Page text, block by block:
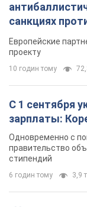
санкциях
Видео
Европейские
проекту
10 годин тому
С 1 сентября
зарплаты:
Одновременно с
правительство
стипендий
6 годин тому 3,9